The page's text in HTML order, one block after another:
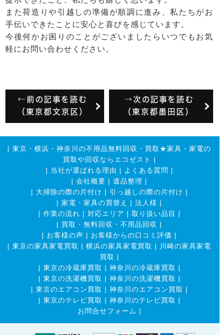
また荷造りや引越しの準備が順調に進み、私たちがお
手伝いできたことに安心と喜びを感じています。
今後何かお困りのことがございましたらいつでもお気
軽にお問い合わせください。
←前の記事を読む
（東京都文京区）
→次の記事を読む
（東京都墨田区）
| 東京・横浜・神奈川の不用品無料回収・買取★家具・家電の
買取や回収ならエコゼスト
|
| 当社が選ばれる理由 | よくある質問 |
| 会社概要 | 遺品整理 |
| 大掃除の際の片付け | 引っ越しの際の片付け |
| 家電・家具の買替え | 法人様 |
| 作業の流れ | 対応エリア | 取り扱い品目
|
| 買取・無料回収・不用品回収 |
| お客様の声 | お客様からの口コミ評価 |
| 東京の家具家電買取 | 横浜の家具家電買取 | 川崎の家具家電
買取 |
| 東京の冷蔵庫買取 | 神奈川の冷蔵庫買取 |
| 東京の洗濯機買取 | 神奈川の洗濯機買取 |
| 東京のエアコン買取 | 神奈川のエアコン買取 |
| 東京のテレビ買取 | 神奈川のテレビ買取 |
お問合せフォーム |